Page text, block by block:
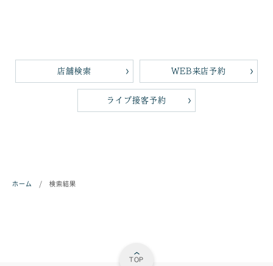
店舗検索 WEB来店予約
ライブ接客予約
ホーム / 検索結果
TOP